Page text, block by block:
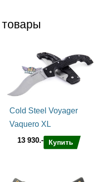
Cold Steel Voyager
Vaquero XL
13 930.-
Купить